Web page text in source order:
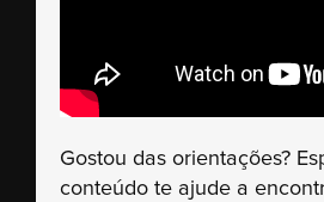
Gostou das orientações?
conteúdo te ajude a